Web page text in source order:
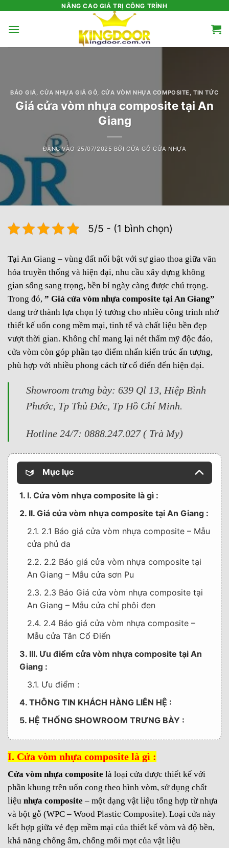
nội
NÂNG CAO GIÁ TRỊ CÔNG TRÌNH
BÁO GIÁ ,CỬA NHỰA GIẢ GỖ CỬA VÒM NHỰA COMPOSITE ,TIN TỨC
Giá cửa vòm nhựa composite tại An
Giang
ĐĂNG VÀO 25/07/2025 BỞICỬA GỖ CỬA NHỰA
5/5 - (1 bình chọn)
Tại An Giang – vùng đất nổi bật với sự giao thoa giữa văn
hóa truyền thống và hiện đại, nhu cầu xây dựng không
gian sống sang trọng, bền bỉ ngày càng được chú trọng.
Trong đó, ” Giá cửa vòm nhựa composite tại An Giang”
đang trở thành lựa chọn lý tưởng cho nhiều công trình nhờ
thiết kế uốn cong mềm mại, tinh tế và chất liệu bền đẹp
vượt thời gian. Không chỉ mang lại nét thẩm mỹ độc đáo,
cửa vòm còn góp phần tạo điểm nhấn kiến trúc ấn tượng,
phù hợp với nhiều phong cách từ cổ điển đến hiện đại.
Showroom trưng bày: 639 Ql 13, Hiệp Bình
Phước, Tp Thủ Đức, Tp Hồ Chí Minh.
Hotline 24/7: 0888.247.027 ( Trà My)
Mục lục
1. I. Cửa vòm nhựa composite là gì :
2. II. Giá cửa vòm nhựa composite tại An Giang :
2.1. 2.1 Báo giá cửa vòm nhựa composite – Mẫu
cửa phủ da
2.2. 2.2 Báo giá cửa vòm nhựa composite tại
An Giang – Mẫu cửa sơn Pu
2.3. 2.3 Báo Giá cửa vòm nhựa composite tại
An Giang – Mẫu cửa chỉ phôi đen
2.4. 2.4 Báo giá cửa vòm nhựa composite –
Mẫu cửa Tân Cổ Điển
3. III. Ưu điểm cửa vòm nhựa composite tại An
Giang :
3.1. Ưu điểm :
4. THÔNG TIN KHÁCH HÀNG LIÊN HỆ :
5. HỆ THỐNG SHOWROOM TRƯNG BÀY :
I. Cửa vòm nhựa composite là gì :
Cửa vòm nhựa composite là loại cửa được thiết kế với
phần khung trên uốn cong theo hình vòm, sử dụng chất
liệu nhựa composite – một dạng vật liệu tổng hợp từ nhựa
và bột gỗ (WPC – Wood Plastic Composite). Loại cửa này
kết hợp giữa vẻ đẹp mềm mại của thiết kế vòm và độ bền,
khả năng chống ẩm, chống mối mọt của vật liệu